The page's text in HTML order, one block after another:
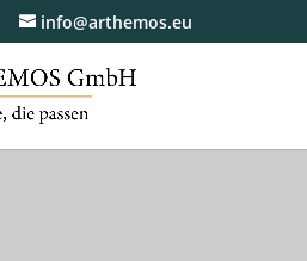
info@arthemos.eu